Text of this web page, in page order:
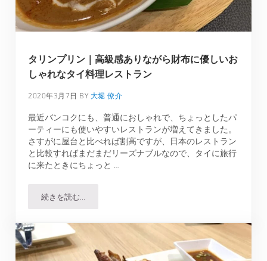
タリンプリン｜高級感ありながら財布に優しいお
しゃれなタイ料理レストラン
2020年3月7日 BY 大堀 僚介
最近バンコクにも、普通におしゃれで、ちょっとしたパ
ーティーにも使いやすいレストランが増えてきました。
さすがに屋台と比べれば割高ですが、日本のレストラン
と比較すればまだまだリーズナブルなので、タイに旅行
に来たときにちょっと …
続きを読む…タリンプリン｜高級感ありながら財布に優しいおしゃれ